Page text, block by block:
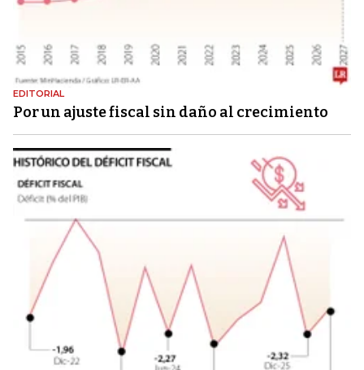
EDITORIAL
Por un ajuste fiscal sin daño al crecimiento